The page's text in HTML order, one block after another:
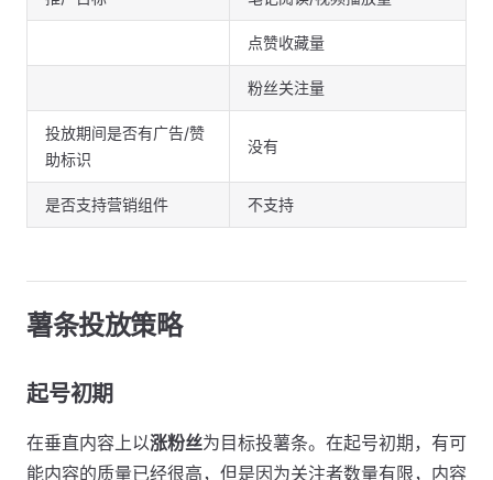
点赞收藏量
粉丝关注量
投放期间是否有广告/赞
助标识
没有
是否支持营销组件 不支持
薯条投放策略
起号初期
在垂直内容上以涨粉丝为目标投薯条。在起号初期，有可
能内容的质量已经很高，但是因为关注者数量有限，内容